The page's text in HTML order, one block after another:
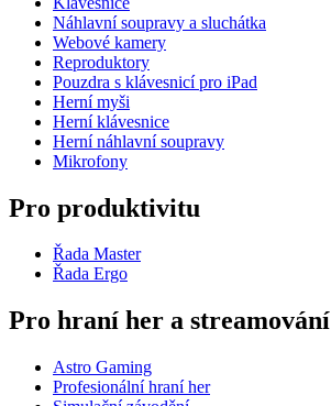
Náhlavní soupravy a sluchátka
Webové kamery
Reproduktory
Pouzdra s klávesnicí pro iPad
Herní myši
Herní klávesnice
Herní náhlavní soupravy
Mikrofony
Pro produktivitu
Řada Master
Řada Ergo
Pro hraní her a streamování
Astro Gaming
Profesionální hraní her